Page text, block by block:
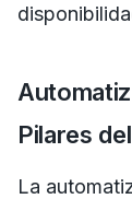
Pilares
La